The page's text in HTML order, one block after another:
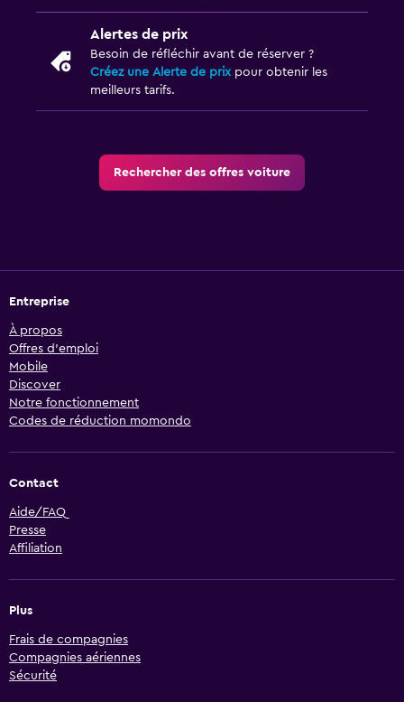
Alertes de prix
Besoin de réfléchir avant de réserver ?
Créez une Alerte de prixpour obtenir les
meilleurs tarifs.
Rechercher des offres voiture
Entreprise
À propos
Offres d’emploi
Mobile
Discover
Notre fonctionnement
Codes de réduction momondo
Contact
Aide/FAQ
Presse
Affiliation
Plus
Frais de compagnies
Compagnies aériennes
Sécurité